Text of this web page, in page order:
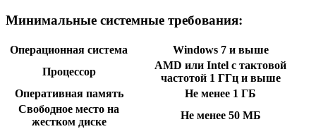
Минимальные системные требования:
Операционная система
Windows 7 и выше
Процессор
AMD или Intel с тактовой
частотой 1 ГГц и выше
Оперативная память
Не менее 1 ГБ
Свободное место на
жестком диске
Не менее 50 МБ